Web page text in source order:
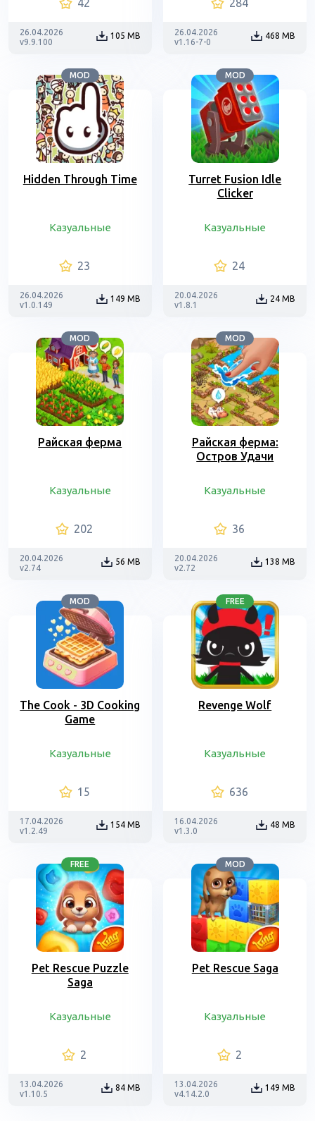
42
26.04.2026
v9.9.100
105 MB
284
26.04.2026
v1.16-7-0
468 MB
MOD
Hidden Through Time
Казуальные
23
26.04.2026
v1.0.149
149 MB
MOD
Turret Fusion Idle
Clicker
Казуальные
24
20.04.2026
v1.8.1
24 MB
MOD
Райская ферма
Казуальные
202
20.04.2026
v2.74
56 MB
MOD
Райская ферма:
Остров Удачи
Казуальные
36
20.04.2026
v2.72
138 MB
MOD
The Cook - 3D Cooking
Game
Казуальные
15
17.04.2026
v1.2.49
154 MB
FREE
Revenge Wolf
Казуальные
636
16.04.2026
v1.3.0
48 MB
FREE
Pet Rescue Puzzle
Saga
Казуальные
2
13.04.2026
v1.10.5
84 MB
MOD
Pet Rescue Saga
Казуальные
2
13.04.2026
v4.14.2.0
149 MB